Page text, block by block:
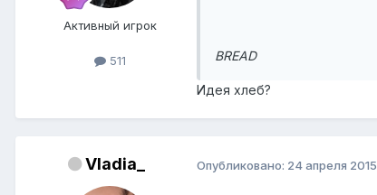
Активный игрок
511 BREAD
Идея хлеб?
Vladia_ Опубликовано: 24 апреля 2015